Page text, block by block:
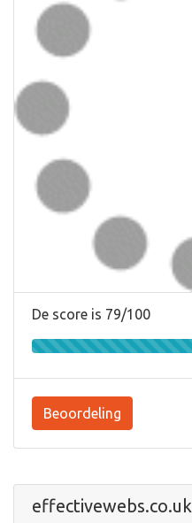
De score is 79/100
Beoordeling
effectivewebs.co.uk